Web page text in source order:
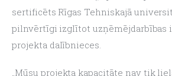
sertificēts Rīgas Tehniskajā
pilnvērtīgi izglītot uzņēmējdarbības
projekta dalībnieces.
„Mūsu projekta kapacitāte nav tik